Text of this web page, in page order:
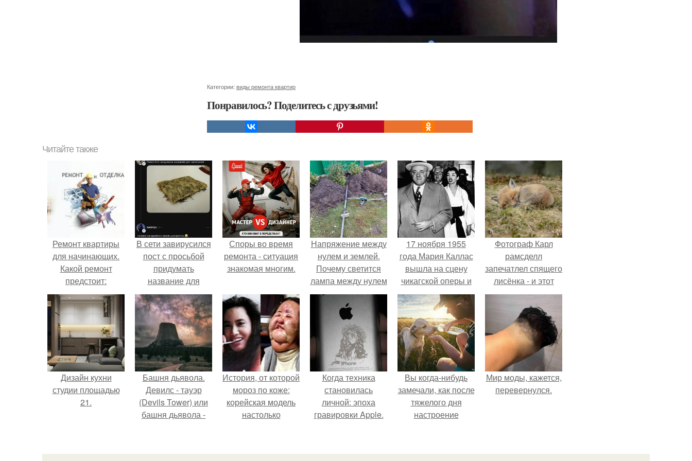
Категории: виды ремонта квартир
Понравилось? Поделитесь с друзьями!
Читайте также
Ремонт квартиры
для начинающих.
Какой ремонт
предстоит:
косметический или
капитальный
В сети завирусился
пост с просьбой
придумать
название для
домашней
запеканки.
Споры во время
ремонта - ситуация
знакомая многим.
Напряжение между
нулем и землей.
Почему светится
лампа между нулем
и землей.
17 ноября 1955
года Мария Каллас
вышла на сцену
чикагской оперы и
сорвала овации.
Фотограф Карл
рамсделл
запечатлел спящего
лисёнка - и этот
кадр способен
растопить даже
самое суровое
сердце.
Дизайн кухни
студии площадью
21.
Башня дьявола.
Девилс - тауэр
(Devils Tower) или
башня дьявола -
происхождения
История, от которой
мороз по коже:
корейская модель
настолько
вколола себе в
Когда техника
становилась
личной: эпоха
гравировки Apple.
Вы когда-нибудь
замечали, как после
тяжелого дня
настроение
своего питомца?
Мир моды, кажется,
перевернулся.